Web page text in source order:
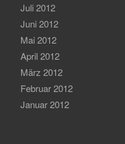
Juli 2012
Juni 2012
Mai 2012
April 2012
März 2012
Februar 2012
Januar 2012